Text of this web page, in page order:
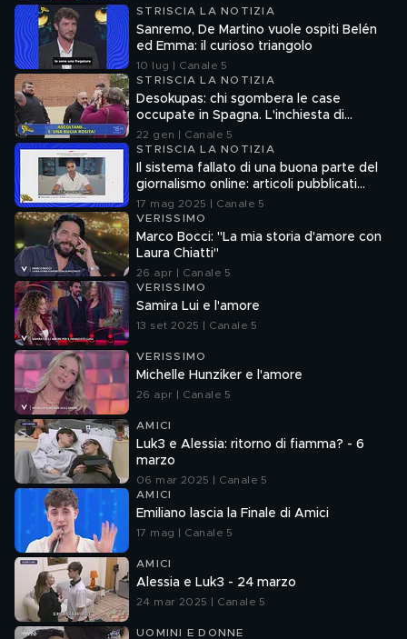
STRISCIA LA NOTIZIA
Sanremo, De Martino vuole ospiti Belén
ed Emma: il curioso triangolo
10 lug | Canale 5
STRISCIA LA NOTIZIA
Desokupas: chi sgombera le case
occupate in Spagna. L'inchiesta di
Francesco Mazza
22 gen | Canale 5
STRISCIA LA NOTIZIA
Il sistema fallato di una buona parte del
giornalismo online: articoli pubblicati
senza la verifica delle fonti
17 mag 2025 | Canale 5
VERISSIMO
Marco Bocci: "La mia storia d'amore con
Laura Chiatti"
26 apr | Canale 5
VERISSIMO
Samira Lui e l'amore
13 set 2025 | Canale 5
VERISSIMO
Michelle Hunziker e l'amore
26 apr | Canale 5
AMICI
Luk3 e Alessia: ritorno di fiamma? - 6
marzo
06 mar 2025 | Canale 5
AMICI
Emiliano lascia la Finale di Amici
17 mag | Canale 5
AMICI
Alessia e Luk3 - 24 marzo
24 mar 2025 | Canale 5
UOMINI E DONNE